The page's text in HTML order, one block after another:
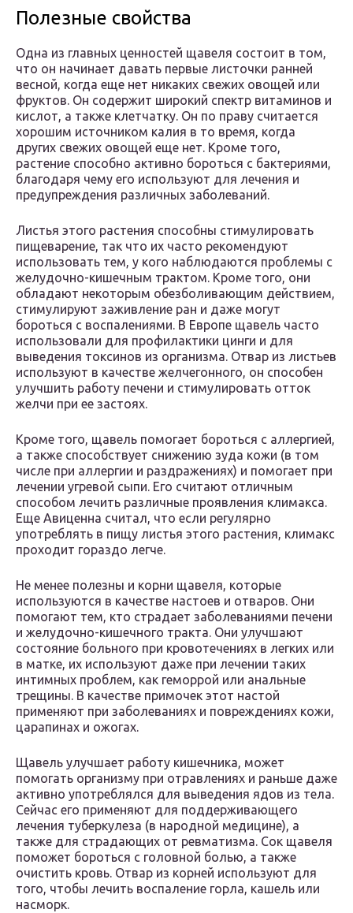
Полезные свойства
Одна из главных ценностей щавеля состоит в том,
что он начинает давать первые листочки ранней
весной, когда еще нет никаких свежих овощей или
фруктов. Он содержит широкий спектр витаминов и
кислот, а также клетчатку. Он по праву считается
хорошим источником калия в то время, когда
других свежих овощей еще нет. Кроме того,
растение способно активно бороться с бактериями,
благодаря чему его используют для лечения и
предупреждения различных заболеваний.
Листья этого растения способны стимулировать
пищеварение, так что их часто рекомендуют
использовать тем, у кого наблюдаются проблемы с
желудочно-кишечным трактом. Кроме того, они
обладают некоторым обезболивающим действием,
стимулируют заживление ран и даже могут
бороться с воспалениями. В Европе щавель часто
использовали для профилактики цинги и для
выведения токсинов из организма. Отвар из листьев
используют в качестве желчегонного, он способен
улучшить работу печени и стимулировать отток
желчи при ее застоях.
Кроме того, щавель помогает бороться с аллергией,
а также способствует снижению зуда кожи (в том
числе при аллергии и раздражениях) и помогает при
лечении угревой сыпи. Его считают отличным
способом лечить различные проявления климакса.
Еще Авиценна считал, что если регулярно
употреблять в пищу листья этого растения, климакс
проходит гораздо легче.
Не менее полезны и корни щавеля, которые
используются в качестве настоев и отваров. Они
помогают тем, кто страдает заболеваниями печени
и желудочно-кишечного тракта. Они улучшают
состояние больного при кровотечениях в легких или
в матке, их используют даже при лечении таких
интимных проблем, как геморрой или анальные
трещины. В качестве примочек этот настой
применяют при заболеваниях и повреждениях кожи,
царапинах и ожогах.
Щавель улучшает работу кишечника, может
помогать организму при отравлениях и раньше даже
активно употреблялся для выведения ядов из тела.
Сейчас его применяют для поддерживающего
лечения туберкулеза (в народной медицине), а
также для страдающих от ревматизма. Сок щавеля
поможет бороться с головной болью, а также
очистить кровь. Отвар из корней используют для
того, чтобы лечить воспаление горла, кашель или
насморк.